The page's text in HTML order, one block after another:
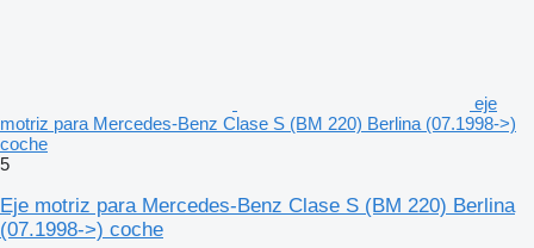
eje
motriz para Mercedes-Benz Clase S (BM 220) Berlina (07.1998->)
coche
5
Eje motriz para Mercedes-Benz Clase S (BM 220) Berlina
(07.1998->) coche